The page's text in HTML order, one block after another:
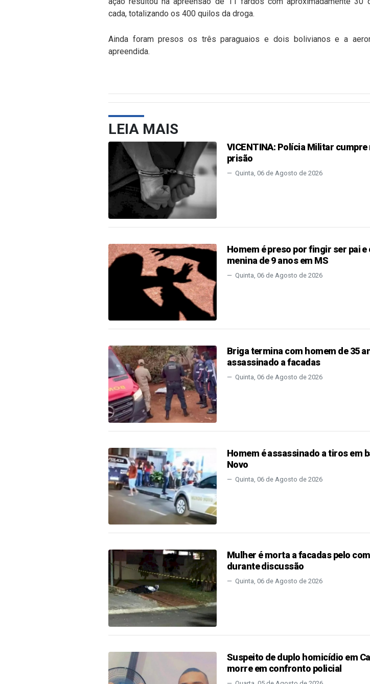
cada, totalizando os 400 quilos da droga.
Ainda foram presos os três paraguaios e dois bolivianos e a
apreendida.
LEIA MAIS
VICENTINA: Polícia Militar cumpre
prisão
Quinta, 06 de Agosto de 2026
Homem é preso por fingir ser pai
menina de 9 anos em MS
Quinta, 06 de Agosto de 2026
Briga termina com homem de 35
assassinado a facadas
Quinta, 06 de Agosto de 2026
Homem é assassinado a tiros em
Novo
Quinta, 06 de Agosto de 2026
Mulher é morta a facadas pelo
durante discussão
Quinta, 06 de Agosto de 2026
Suspeito de duplo homicídio em
morre em confronto policial